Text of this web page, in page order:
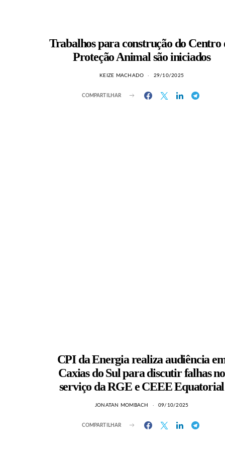
Trabalhos para construção do Centro
Proteção Animal são iniciados
KEIZE MACHADO 29/10/2025
COMPARTILHAR
CPI da Energia realiza audiência
Caxias do Sul para discutir falhas no
serviço da RGE e CEEE Equatorial
JONATAN MOMBACH 09/10/2025
COMPARTILHAR